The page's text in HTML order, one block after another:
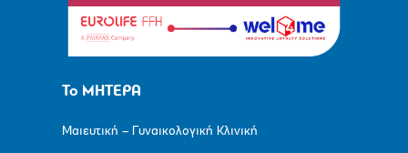
Το ΜΗΤΕΡΑ
Μαιευτική – Γυναικολογική Κλινική